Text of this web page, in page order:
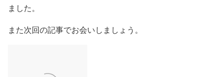
ました。
また次回の記事でお会いしましょう。